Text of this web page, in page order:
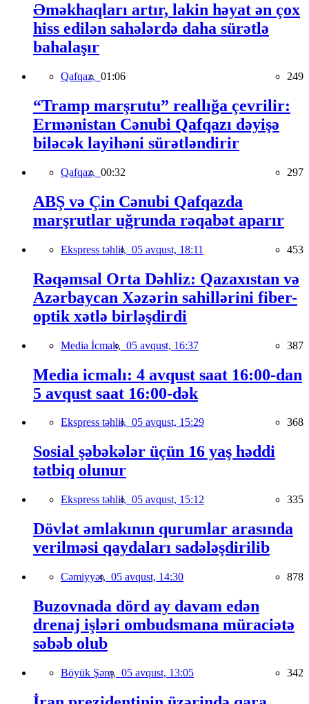
Əməkhaqları artır, lakin həyat ən çox
hiss edilən sahələrdə daha sürətlə
bahalaşır
Qafqaz, 01:06 249
“Tramp marşrutu” reallığa çevrilir:
Ermənistan Cənubi Qafqazı dəyişə
biləcək layihəni sürətləndirir
Qafqaz, 00:32 297
ABŞ və Çin Cənubi Qafqazda
marşrutlar uğrunda rəqabət aparır
Ekspress təhlil, 05 avqust, 18:11 453
Rəqəmsal Orta Dəhliz: Qazaxıstan və
Azərbaycan Xəzərin sahillərini fiber-
optik xətlə birləşdirdi
Media İcmalı, 05 avqust, 16:37 387
Media icmalı: 4 avqust saat 16:00-dan
5 avqust saat 16:00-dək
Ekspress təhlil, 05 avqust, 15:29 368
Sosial şəbəkələr üçün 16 yaş həddi
tətbiq olunur
Ekspress təhlil, 05 avqust, 15:12 335
Dövlət əmlakının qurumlar arasında
verilməsi qaydaları sadələşdirilib
Cəmiyyət, 05 avqust, 14:30 878
Buzovnada dörd ay davam edən
drenaj işləri ombudsmana müraciətə
səbəb olub
Böyük Şərq, 05 avqust, 13:05 342